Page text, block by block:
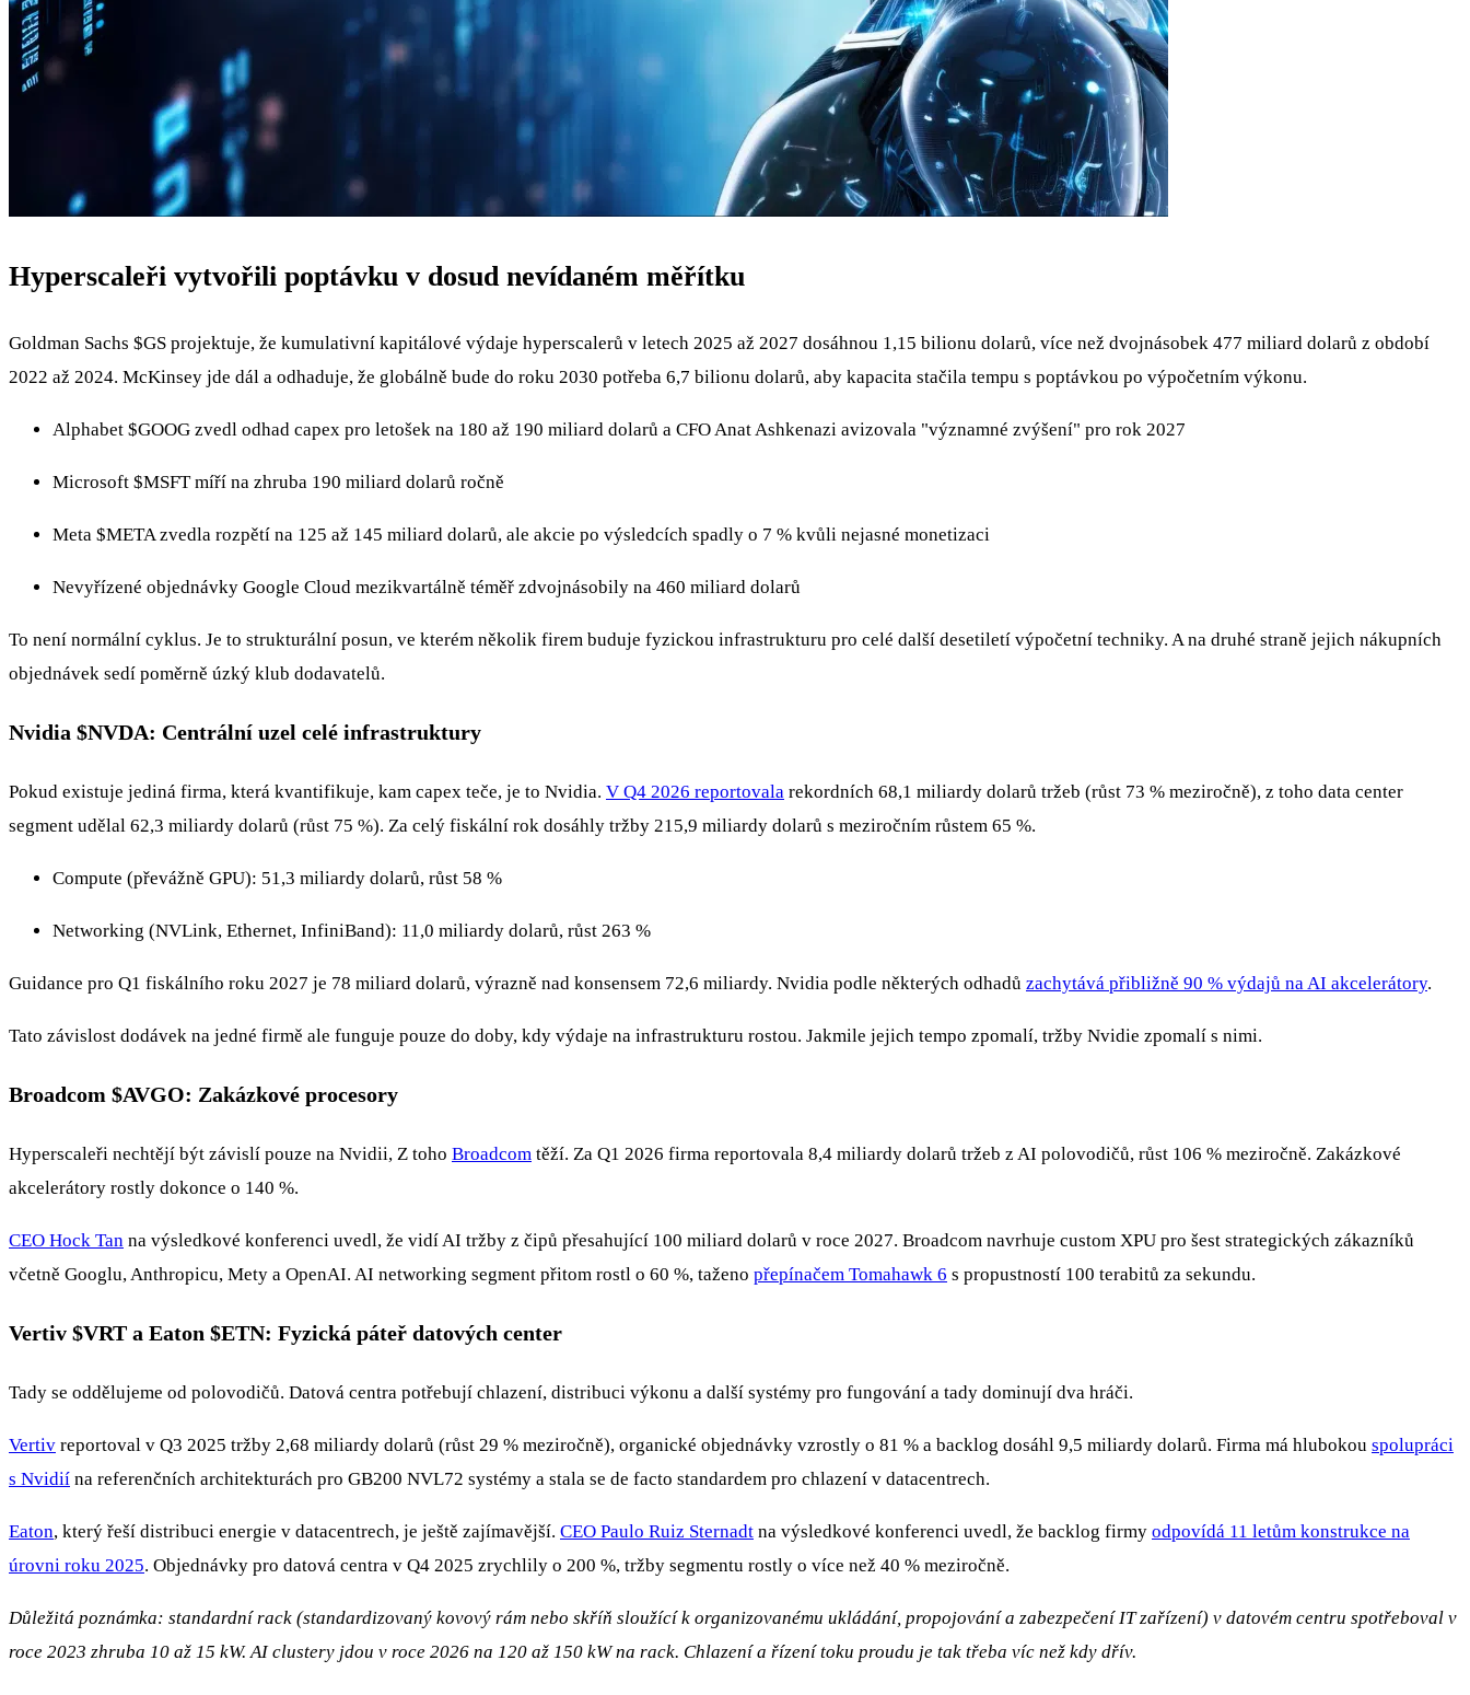
Hyperscaleři vytvořili poptávku v dosud nevídaném měřítku
Goldman Sachs $GS projektuje, že kumulativní kapitálové výdaje hyperscalerů v letech 2025 až 2027 dosáhnou 1,15 bilionu dolarů, více než dvojnásobek 477 miliard dolarů z období
2022 až 2024. McKinsey jde dál a odhaduje, že globálně bude do roku 2030 potřeba 6,7 bilionu dolarů, aby kapacita stačila tempu s poptávkou po výpočetním výkonu.
Alphabet $GOOG zvedl odhad capex pro letošek na 180 až 190 miliard dolarů a CFO Anat Ashkenazi avizovala "významné zvýšení" pro rok 2027
Microsoft $MSFTmíří na zhruba 190 miliard dolarů ročně
Meta $METAzvedla rozpětí na 125 až 145 miliard dolarů, ale akcie po výsledcích spadly o 7 % kvůli nejasné monetizaci
Nevyřízené objednávky Google Cloud mezikvartálně téměř zdvojnásobily na 460 miliard dolarů
To není normální cyklus. Je to strukturální posun, ve kterém několik firem buduje fyzickou infrastrukturu pro celé další desetiletí výpočetní techniky. A na druhé straně jejich nákupních
objednávek sedí poměrně úzký klub dodavatelů.
Nvidia $NVDA: Centrální uzel celé infrastruktury
Pokud existuje jediná firma, která kvantifikuje, kam capex teče, je to Nvidia. V Q4 2026 reportovala rekordních 68,1 miliardy dolarů tržeb (růst 73 % meziročně), z toho data center
segment udělal 62,3 miliardy dolarů (růst 75 %). Za celý fiskální rok dosáhly tržby 215,9 miliardy dolarů s meziročním růstem 65 %.
Compute (převážně GPU): 51,3 miliardy dolarů, růst 58 %
Networking (NVLink, Ethernet, InfiniBand): 11,0 miliardy dolarů, růst 263 %
Guidance pro Q1 fiskálního roku 2027 je 78 miliard dolarů, výrazně nad konsensem 72,6 miliardy. Nvidia podle některých odhadů zachytává přibližně 90 % výdajů na AI akcelerátory.
Tato závislost dodávek na jedné firmě ale funguje pouze do doby, kdy výdaje na infrastrukturu rostou. Jakmile jejich tempo zpomalí, tržby Nvidie zpomalí s nimi.
Broadcom $AVGO: Zakázkové procesory
Hyperscaleři nechtějí být závislí pouze na Nvidii, Z toho Broadcom těží. Za Q1 2026 firma reportovala 8,4 miliardy dolarů tržeb z AI polovodičů, růst 106 % meziročně. Zakázkové
akcelerátory rostly dokonce o 140 %.
CEO Hock Tan na výsledkové konferenci uvedl, že vidí AI tržby z čipů přesahující 100 miliard dolarů v roce 2027. Broadcom navrhuje custom XPU pro šest strategických zákazníků
včetně Googlu, Anthropicu, Mety a OpenAI. AI networking segment přitom rostl o 60 %, taženo přepínačem Tomahawk 6 s propustností 100 terabitů za sekundu.
Vertiv $VRT a Eaton $ETN: Fyzická páteř datových center
Tady se oddělujeme od polovodičů. Datová centra potřebují chlazení, distribuci výkonu a další systémy pro fungování a tady dominují dva hráči.
Vertiv reportoval v Q3 2025 tržby 2,68 miliardy dolarů (růst 29 % meziročně), organické objednávky vzrostly o 81 % a backlog dosáhl 9,5 miliardy dolarů. Firma má hlubokou spolupráci
s Nvidií na referenčních architekturách pro GB200 NVL72 systémy a stala se de facto standardem pro chlazení v datacentrech.
Eaton, který řeší distribuci energie v datacentrech, je ještě zajímavější. CEO Paulo Ruiz Sternadt na výsledkové konferenci uvedl, že backlog firmy odpovídá 11 letům konstrukce na
úrovni roku 2025. Objednávky pro datová centra v Q4 2025 zrychlily o 200 %, tržby segmentu rostly o více než 40 % meziročně.
Důležitá poznámka: standardní rack (standardizovaný kovový rám nebo skříň sloužící k organizovanému ukládání, propojování a zabezpečení IT zařízení) v datovém centru spotřeboval v
roce 2023 zhruba 10 až 15 kW. AI clustery jdou v roce 2026 na 120 až 150 kW na rack. Chlazení a řízení toku proudu je tak třeba víc než kdy dřív.